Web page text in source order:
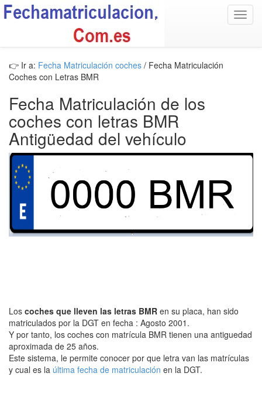
👉 Ir a: Fecha Matriculación coches / Fecha Matriculación
Coches con Letras BMR
Fecha Matriculación de los
coches con letras BMR
Antigüedad del vehículo
Los coches que lleven las letras BMR en su placa, han sido
matriculados por la DGT en fecha : Agosto 2001.
Y por tanto, los coches con matrícula BMR tienen una antiguedad
aproximada de 25 años.
Este sistema, le permite conocer por que letra van las matrículas
y cual es la última fecha de matriculación en la DGT.